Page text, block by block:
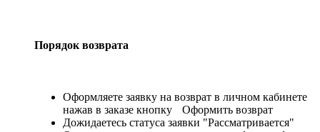
Порядок возврата
Оформляете заявку на возврат в личном кабинете
нажав в заказе кнопку
Оформить возврат
Дожидаетесь статуса заявки "Рассматривается"